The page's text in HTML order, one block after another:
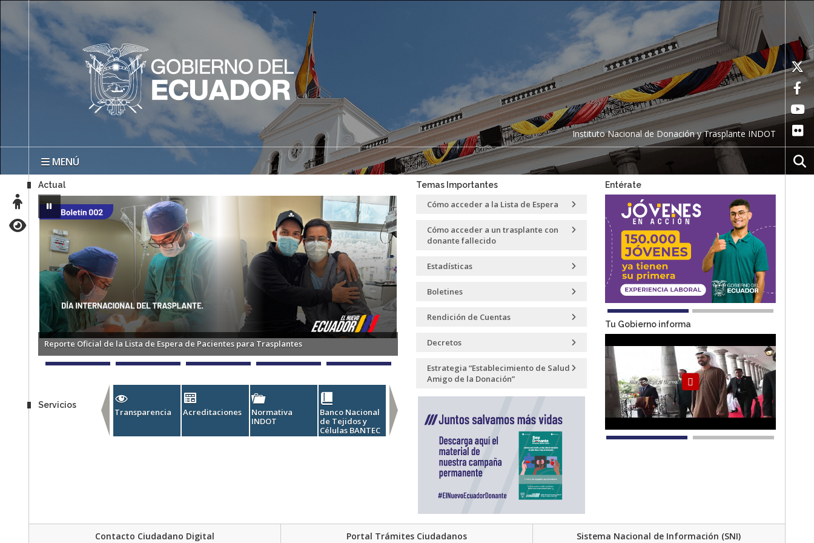
Instituto Nacional de Donación y Trasplante INDOT
MENÚ
Actual
Reporte Oficial de la Lista de Espera de Pacientes para Trasplantes
Servicios
Transparencia Acreditaciones
Normativa
INDOT
Banco Nacional
de Tejidos y
Células BANTEC
Atención al
Ciudadano
Capacitaciones
Aula Virtual
SINIDOT
Programas y
Servicios
Bancos
Extranjeros
Exportadores
Registrados
Profesionales
Autorizados
Temas Importantes
Cómo acceder a la Lista de Espera
Cómo acceder a un trasplante con
donante fallecido
Estadísticas
Boletines
Rendición de Cuentas
Decretos
Estrategia “Establecimiento de Salud
Amigo de la Donación”
Entérate
Tu Gobierno informa
Contacto Ciudadano Digital Portal Trámites Ciudadanos Sistema Nacional de Información (SNI)